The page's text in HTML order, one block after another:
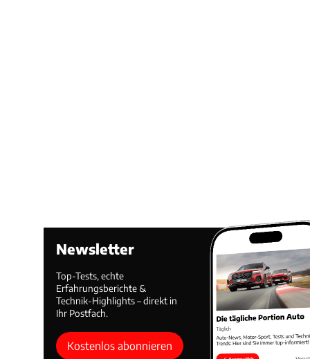
Newsletter
Top-Tests, echte
Erfahrungsberichte &
Technik-Highlights – direkt in
Ihr Postfach.
Kostenlos abonnieren